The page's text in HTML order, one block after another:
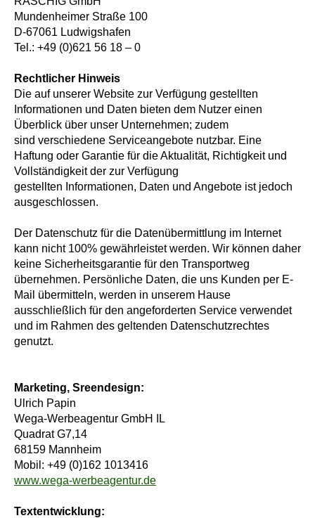
Mundenheimer Straße 100
D-67061 Ludwigshafen
Tel.: +49 (0)621 56 18 – 0
Rechtlicher Hinweis
Die auf unserer Website zur Verfügung gestellten
Informationen und Daten bieten dem Nutzer einen
Überblick über unser Unternehmen; zudem
sind verschiedene Serviceangebote nutzbar. Eine
Haftung oder Garantie für die Aktualität, Richtigkeit und
Vollständigkeit der zur Verfügung
gestellten Informationen, Daten und Angebote ist jedoch
ausgeschlossen.
Der Datenschutz für die Datenübermittlung im Internet
kann nicht 100% gewährleistet werden. Wir können daher
keine Sicherheitsgarantie für den Transportweg
übernehmen. Persönliche Daten, die uns Kunden per E-
Mail übermitteln, werden in unserem Hause
ausschließlich für den angeforderten Service verwendet
und im Rahmen des geltenden Datenschutzrechtes
genutzt.
Marketing, Sreendesign:
Ulrich Papin
Wega-Werbeagentur GmbH IL
Quadrat G7,14
68159 Mannheim
Mobil: +49 (0)162 1013416
www.wega-werbeagentur.de
Textentwicklung: